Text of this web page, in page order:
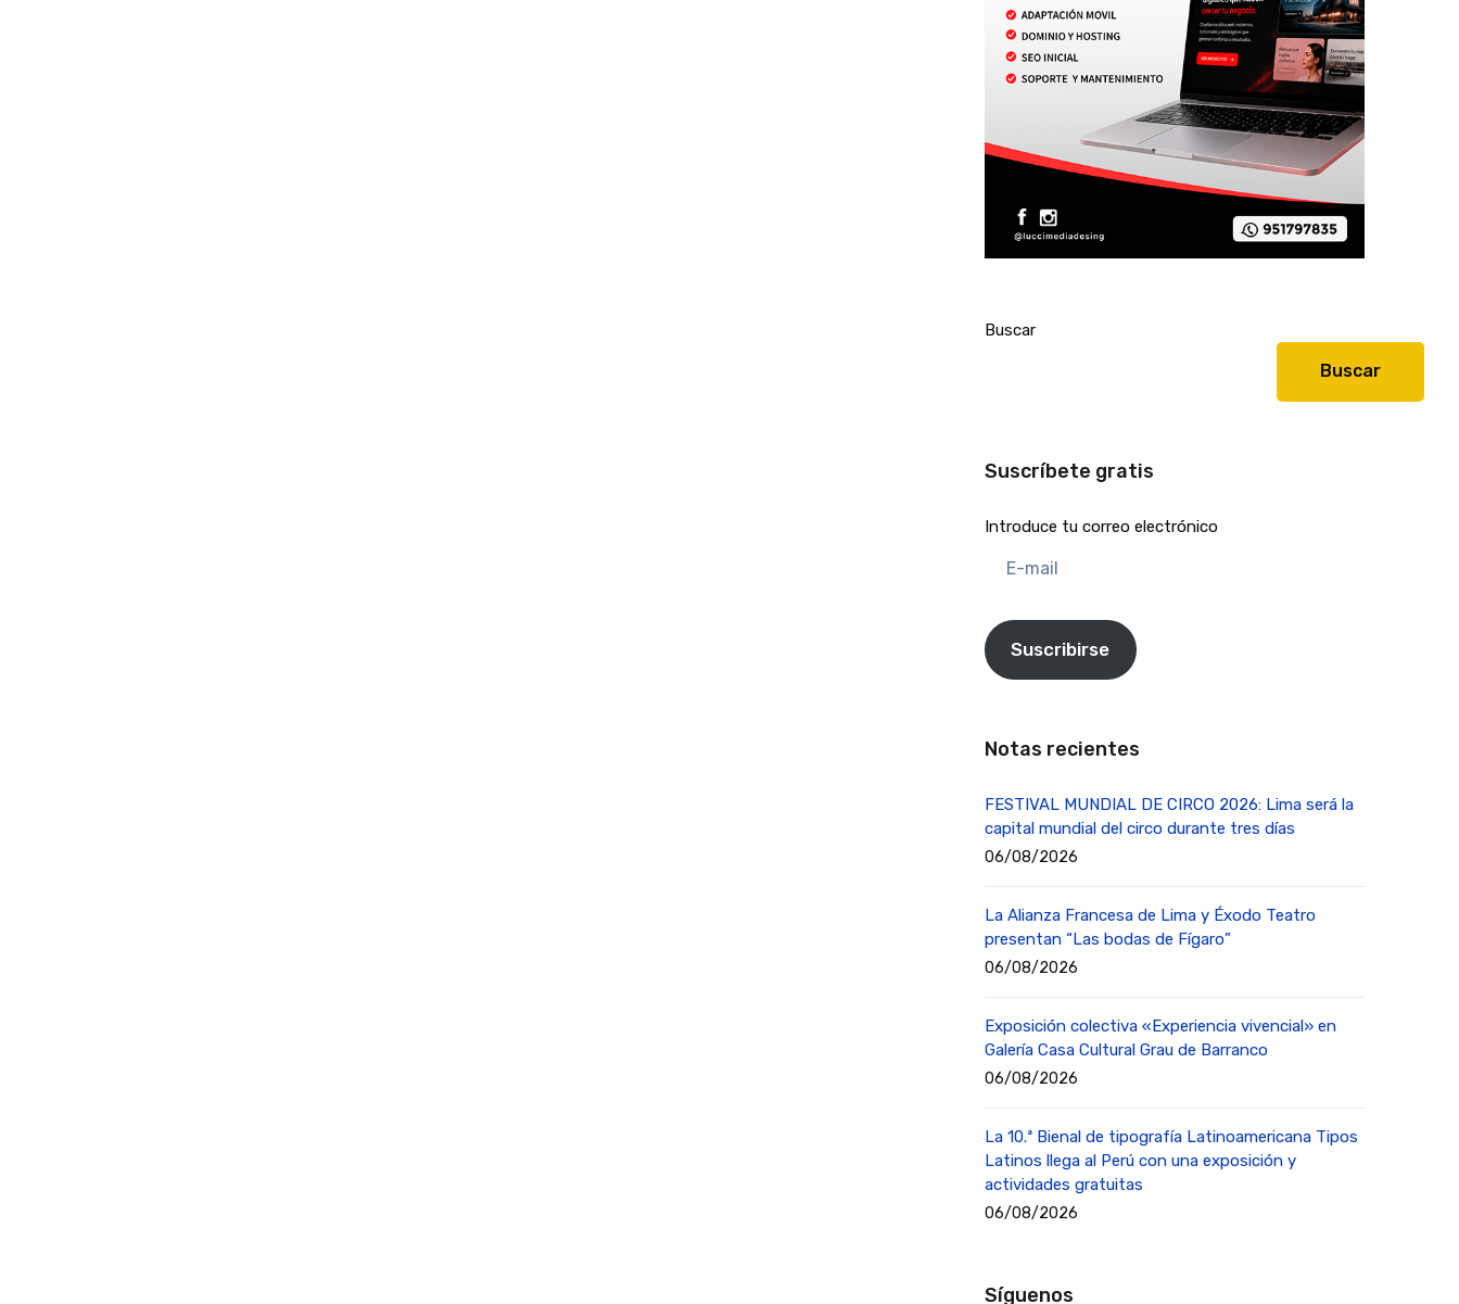
Buscar
Buscar
Suscríbete gratis
Introduce tu correo electrónico
mail
Suscribirse
Notas recientes
FESTIVAL MUNDIAL DE CIRCO 2026: Lima será la
capital mundial del circo durante tres días
06/08/2026
La Alianza Francesa de Lima y Éxodo Teatro
presentan “Las bodas de Fígaro”
06/08/2026
Exposición colectiva «Experiencia vivencial» en
Galería Casa Cultural Grau de Barranco
06/08/2026
La 10.ª Bienal de tipografía Latinoamericana Tipos
Latinos llega al Perú con una exposición y
actividades gratuitas
06/08/2026
Síguenos